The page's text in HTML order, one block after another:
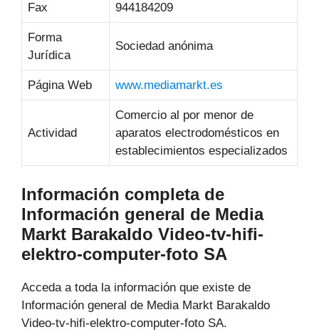
Fax 944184209
Forma
Jurídica
Sociedad anónima
Página Web www.mediamarkt.es
Actividad
Comercio al por menor de
aparatos electrodomésticos en
establecimientos especializados
Información completa de
Información general de Media
Markt Barakaldo Video-tv-hifi-
elektro-computer-foto SA
Acceda a toda la información que existe de
Información general de Media Markt Barakaldo
Video-tv-hifi-elektro-computer-foto SA.